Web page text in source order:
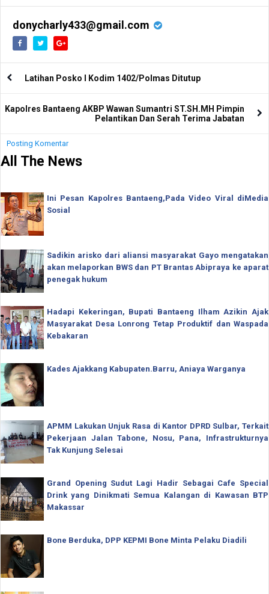
donycharly433@gmail.com
Latihan Posko I Kodim 1402/Polmas Ditutup
Kapolres Bantaeng AKBP Wawan Sumantri ST.SH.MH Pimpin
Pelantikan Dan Serah Terima Jabatan
Posting Komentar
All The News
Ini Pesan Kapolres Bantaeng,Pada Video Viral diMedia
Sosial
Sadikin arisko dari aliansi masyarakat Gayo mengatakan
akan melaporkan BWS dan PT Brantas Abipraya ke aparat
penegak hukum
Hadapi Kekeringan, Bupati Bantaeng Ilham Azikin Ajak
Masyarakat Desa Lonrong Tetap Produktif dan Waspada
Kebakaran
Kades Ajakkang Kabupaten.Barru, Aniaya Warganya
APMM Lakukan Unjuk Rasa di Kantor DPRD Sulbar, Terkait
Pekerjaan Jalan Tabone, Nosu, Pana, Infrastrukturnya
Tak Kunjung Selesai
Grand Opening Sudut Lagi Hadir Sebagai Cafe Special
Drink yang Dinikmati Semua Kalangan di Kawasan BTP
Makassar
Bone Berduka, DPP KEPMI Bone Minta Pelaku Diadili